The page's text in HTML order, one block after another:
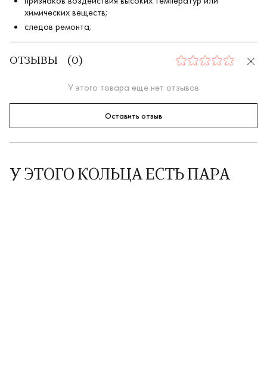
химических веществ;
следов ремонта;
ОТЗЫВЫ ( 0) 0
У этого товара еще нет отзывов
Оставить отзыв
У ЭТОГО КОЛЬЦА ЕСТЬ ПАРА